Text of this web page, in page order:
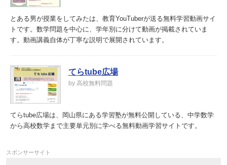
とある男が授業をしてみたは、教育YouTuberが送る無料学習動画サイ
トです。数学問題を中心に、学年別に分けて動画が掲載されていま
す。動画講義自体が丁寧な説明で展開されています。
てらtube広場
by 高校無料問題
てらtube広場は、岡山県にある学習塾が無料公開している、中学数学
から高校数学まで主要単元別に学べる無料動画学習サイトです。
スポンサーサイト